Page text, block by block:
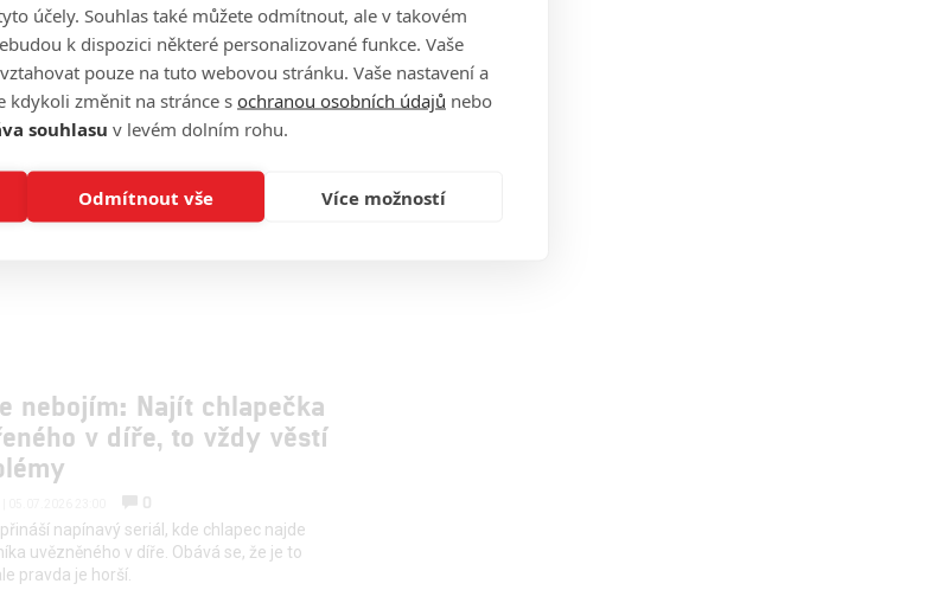
Už brzy startuje
| 06.07.2026 22:03
1
a Titus Welliver vstupují do newyorské
nebojím: Najít chlapečka
v díře, to vždy věstí
0
napínavý seriál, kde chlapec najde
uvězněného v díře. Obává se, že je to
pravda je horší.
účely. Souhlas také můžete odmítnout, ale v takovém
k dispozici některé personalizované funkce. Vaše
pouze na tuto webovou stránku. Vaše nastavení a
kdykoli změnit na stránce sochranou osobních údajů nebo
souhlasu v levém dolním rohu.
Odmítnout vše Více možností